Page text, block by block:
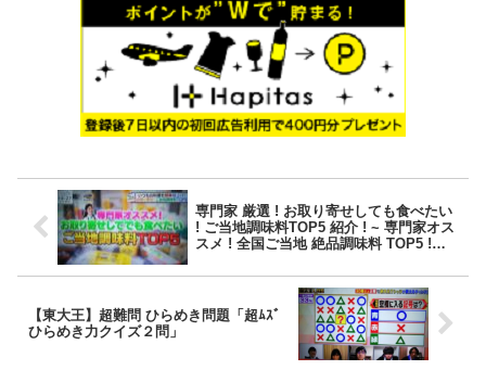
専門家 厳選 ! お取り寄せしても食べたい
! ご当地調味料TOP5 紹介 ! ~ 専門家オス
スメ ! 全国ご当地 絶品調味料 TOP5 !
【東大王】超難問 ひらめき問題「超ﾑｽﾞ
ひらめき力クイズ２問」